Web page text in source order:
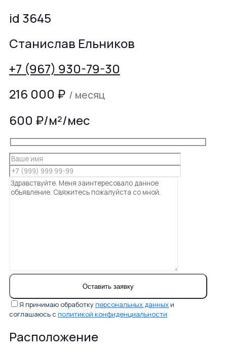
id 3645
Станислав Ельников
+7 (967) 930-79-30
216 000 ₽ / месяц
600 ₽/м²/мес
Я принимаю обработкуперсональных данных и
соглашаюсь с политикой конфиденциальности
Расположение